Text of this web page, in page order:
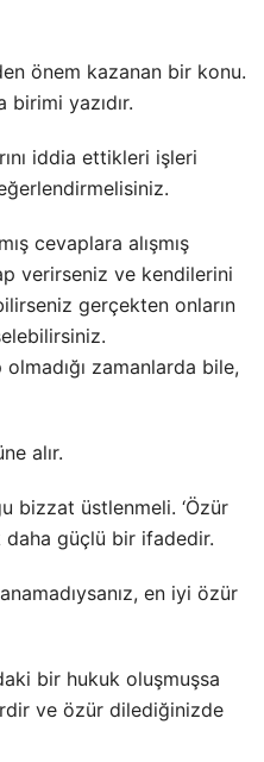
önem kazanan bir konu.
yazıdır.
iddia ettikleri işleri
cevaplara alışmış
verirseniz ve kendilerini
gerçekten onların
zamanlarda bile,
alır.
bizzat üstlenmeli. ‘Özür
daha güçlü bir ifadedir.
en iyi özür
bir hukuk oluşmuşsa
ve özür dilediğinizde